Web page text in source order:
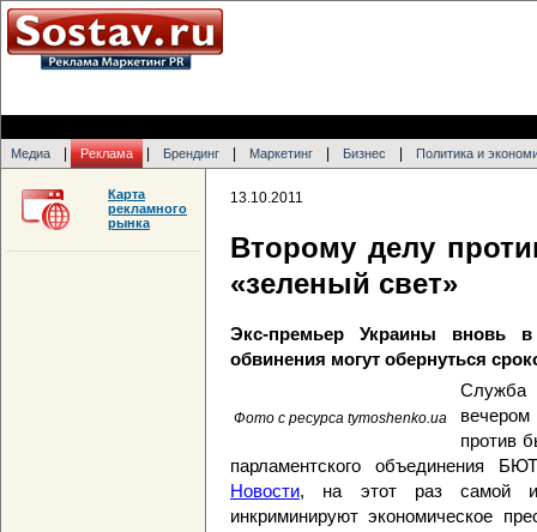
Медиа Реклама Брендинг Маркетинг Бизнес Политика и
13.10.2011
Второму делу
«зеленый свет»
Экс-премьер Украины вновь
обвинения могут обернуться
Фото с ресурса tymoshenko.ua
Служба
против
парламентского объединения
Новости, на этот раз самой
инкриминируют экономическое
Карта
рекламного
рынка